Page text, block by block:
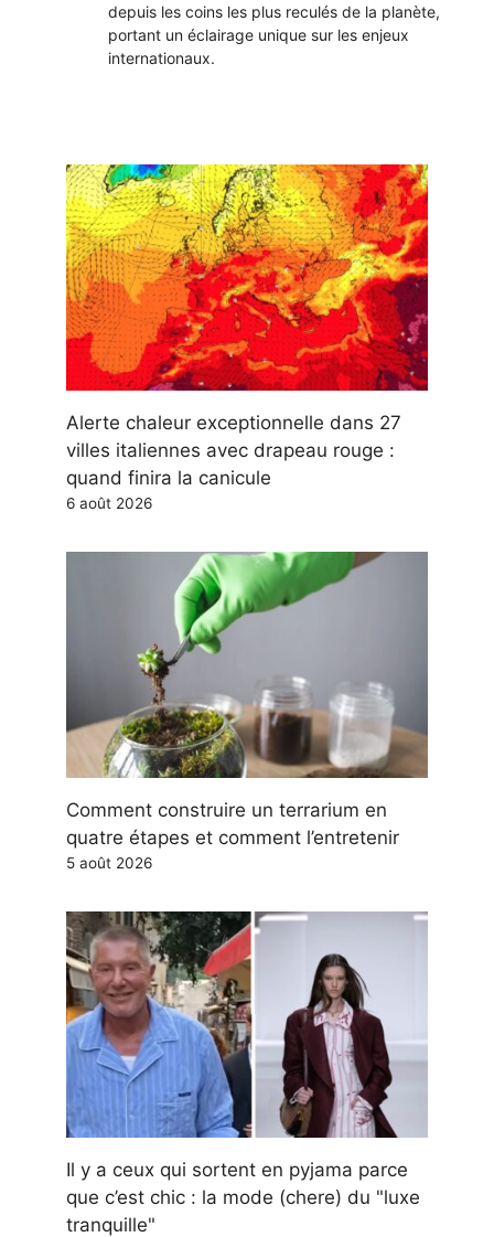
depuis les coins les plus reculés de la planète,
portant un éclairage unique sur les enjeux
internationaux.
Alerte chaleur exceptionnelle dans 27
villes italiennes avec drapeau rouge :
quand finira la canicule
6 août 2026
Comment construire un terrarium en
quatre étapes et comment l’entretenir
5 août 2026
Il y a ceux qui sortent en pyjama parce
que c’est chic : la mode (chere) du "luxe
tranquille"